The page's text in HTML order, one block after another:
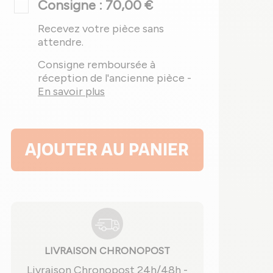
Consigne : 70,00 €
Recevez votre pièce sans
attendre.
Consigne remboursée à
réception de l'ancienne pièce -
En savoir plus
AJOUTER AU PANIER
LIVRAISON CHRONOPOST
Livraison Chronopost 24h/48h -